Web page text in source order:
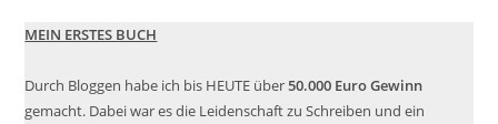
MEIN ERSTES BUCH
Durch Bloggen habe ich bis HEUTE über50.000 Euro Gewinn
gemacht. Dabei war es die Leidenschaft zu Schreiben und ein